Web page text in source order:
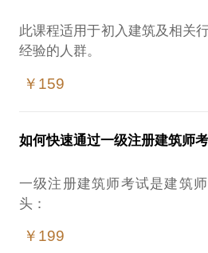
此课程适用于初入建筑及相关
经验的人群。
面临实习，国企大院、外企、
实习过程中如何做到自己与
察？
的心？
初入公司，是要做方案还是
己？
￥159
如何快速通过一级注册建筑师
一级注册建筑师考试是建筑
头：
复习时间所剩无几如何制定复习
￥199